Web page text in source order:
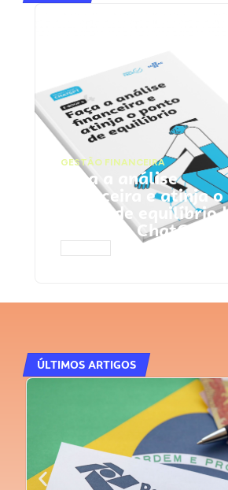
GESTÃO FINANCEIRA
Faça a análise
financeira e atinja o
ponto de equilíbrio |
Prompts ChatGPT
ÚLTIMOS ARTIGOS